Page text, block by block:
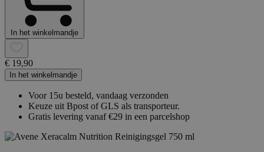
In het winkelmandje
€ 19,90
In het winkelmandje
Voor 15u besteld, vandaag verzonden
Keuze uit Bpost of GLS als transporteur.
Gratis levering vanaf €29 in een parcelshop